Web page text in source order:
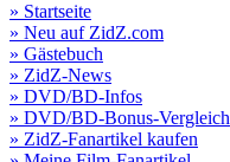
» Startseite
» Neu auf ZidZ.com
» Gästebuch
» ZidZ-News
» DVD/BD-Infos
» DVD/BD-Bonus-Vergleich
» ZidZ-Fanartikel kaufen